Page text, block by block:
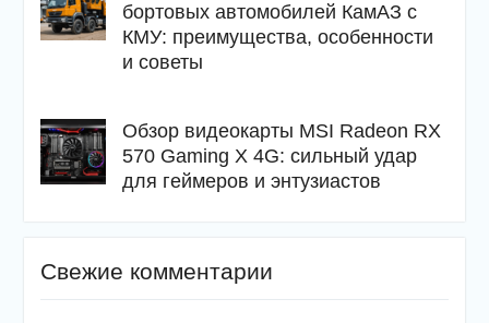
бортовых автомобилей КамАЗ с
КМУ: преимущества, особенности
и советы
Обзор видеокарты MSI Radeon RX
570 Gaming X 4G: сильный удар
для геймеров и энтузиастов
Свежие комментарии